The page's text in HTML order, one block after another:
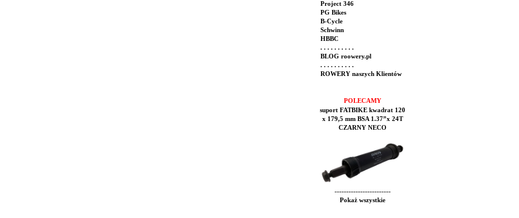
Project 346
PG Bikes
B-Cycle
Schwinn
HBBC
. . . . . . . . . .
BLOG roowery.pl
. . . . . . . . . .
ROWERY naszych Klientów
POLECAMY
suport FATBIKE kwadrat 120
x 179,5 mm BSA 1.37”x 24T
CZARNY NECO
------------------------
Pokaż wszystkie